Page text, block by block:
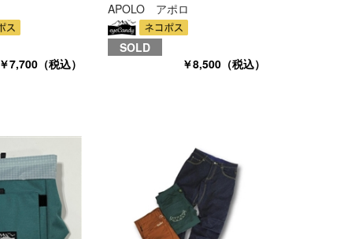
￥7,700（税込）
APOLO アポロ
SOLD
￥8,500（税込）